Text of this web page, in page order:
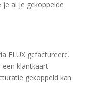
je al je gekoppelde
FLUX gefactureerd.
een klantkaart
gekoppeld kan